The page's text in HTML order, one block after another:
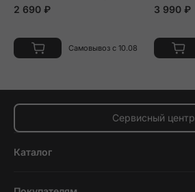
2 690 ₽
Самовывоз с 10.08
3 990 ₽
Сервисный центр
Каталог